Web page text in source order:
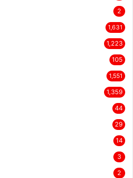
2
1,631
1,223
105
1,551
1,359
44
29
14
3
2